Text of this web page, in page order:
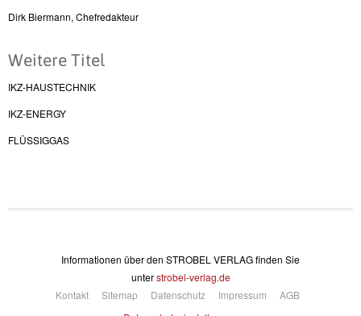
Dirk Biermann, Chefredakteur
Weitere Titel
IKZ-HAUSTECHNIK
IKZ-ENERGY
FLÜSSIGGAS
Informationen über den STROBEL VERLAG finden Sie
unterstrobel-verlag.de
Kontakt
Sitemap Datenschutz Impressum
AGB